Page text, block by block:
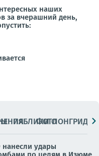
наших
за вчерашний день,
ПАБЛИКИ
ФОТОЛОНГРИДЫ
удары